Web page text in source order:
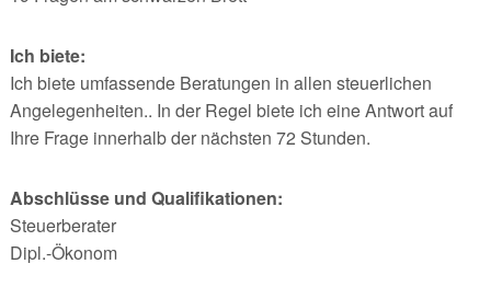
Ich biete:
Ich biete umfassende Beratungen in allen steuerlichen
Angelegenheiten.. In der Regel biete ich eine Antwort auf
Ihre Frage innerhalb der nächsten 72 Stunden.
Abschlüsse und Qualifikationen:
Steuerberater
Dipl.-Ökonom